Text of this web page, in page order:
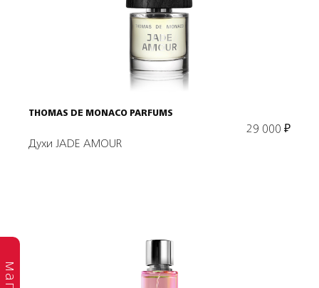
В корзину
THOMAS DE MONACO PARFUMS
29 000 ₽
Духи JADE AMOUR